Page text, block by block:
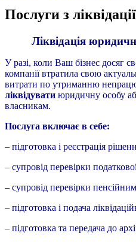
Послуги з
Ліквідація
У разі, коли Ваш бізнес досяг
компанії втратила свою
витрати по утриманню
ліквідувати юридичну особу
власникам.
Послуга включає в себе:
– підготовка і реєстрація
– супровід перевірки
– супровід перевірки
– підготовка і подача
– підготовка та передача до